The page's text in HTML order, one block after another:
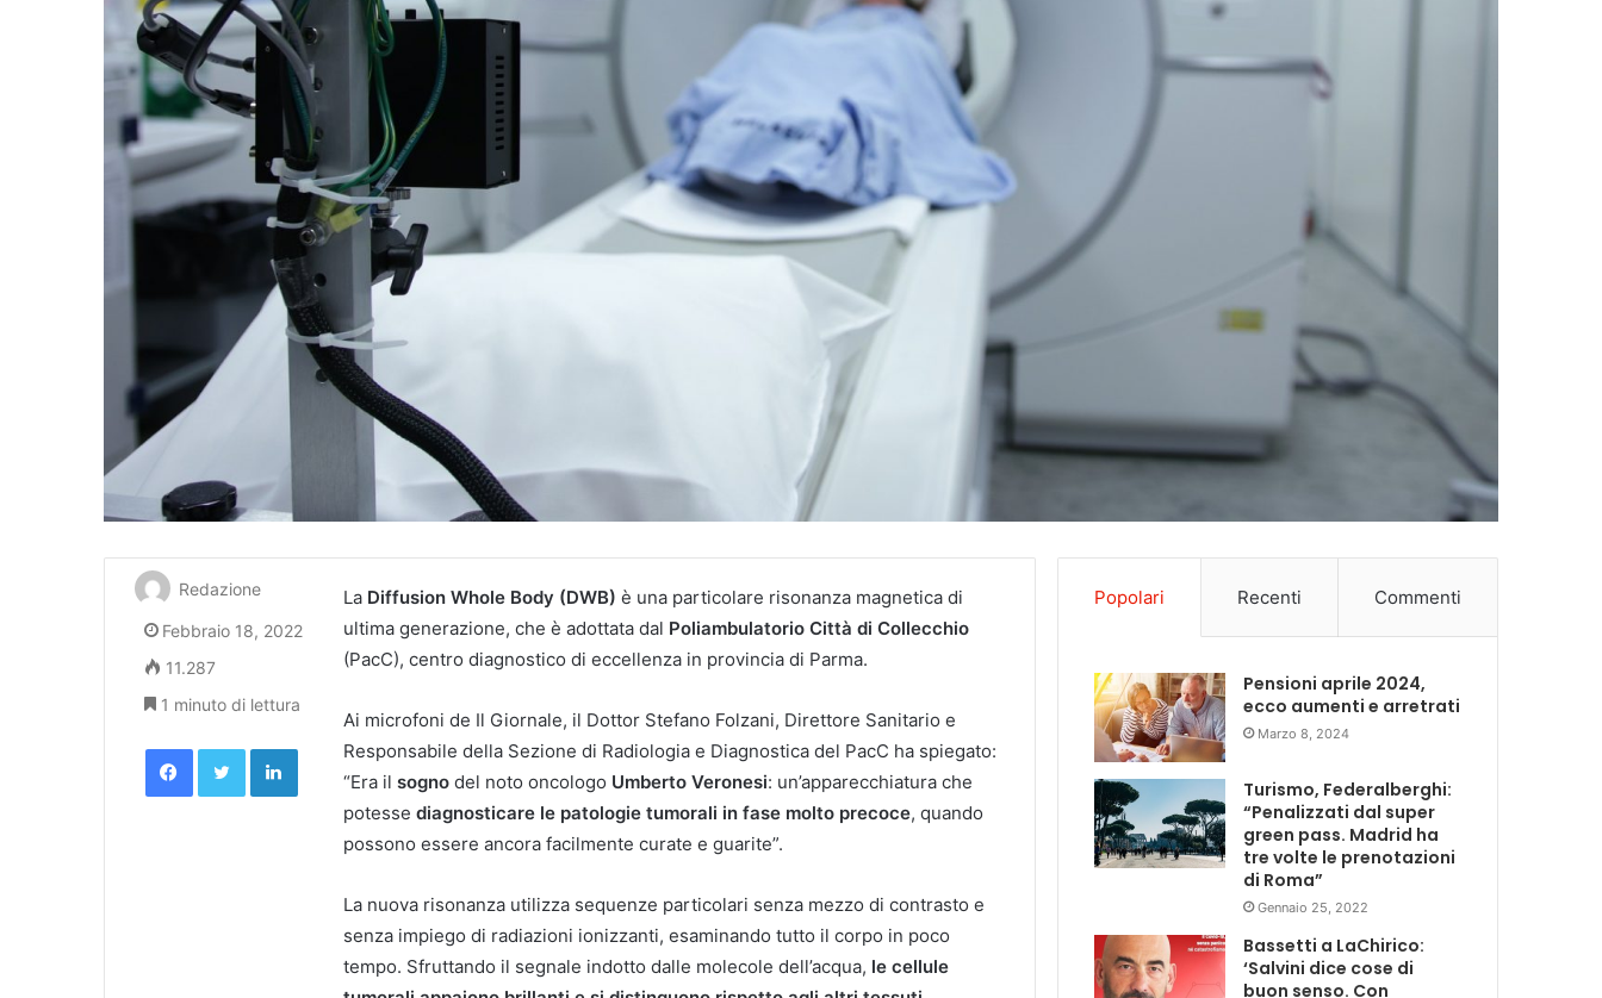
La Diffusion Whole Body (DWB) è una particolare risonanza magnetica di
ultima generazione, che è adottata dal Poliambulatorio Città di Collecchio
(PacC), centro diagnostico di eccellenza in provincia di Parma.
Ai microfoni de Il Giornale, il Dottor Stefano Folzani, Direttore Sanitario e
Responsabile della Sezione di Radiologia e Diagnostica del PacC ha spiegato:
“Era il sogno del noto oncologo Umberto Veronesi: un’apparecchiatura che
potesse diagnosticare le patologie tumorali in fase molto precoce, quando
possono essere ancora facilmente curate e guarite”.
La nuova risonanza utilizza sequenze particolari senza mezzo di contrasto e
senza impiego di radiazioni ionizzanti, esaminando tutto il corpo in poco
tempo. Sfruttando il segnale indotto dalle molecole dell’acqua, le cellule
Redazione
Febbraio 18, 2022
11.287
1 minuto di lettura
Facebook Twitter LinkedIn
Popolari Recenti Commenti
Pensioni aprile 2024,
ecco aumenti e arretrati
Marzo 8, 2024
Turismo, Federalberghi:
“Penalizzati dal super
green pass. Madrid ha
tre volte le prenotazioni
di Roma”
Gennaio 25, 2022
Bassetti a LaChirico:
‘Salvini dice cose di
buon senso. Con